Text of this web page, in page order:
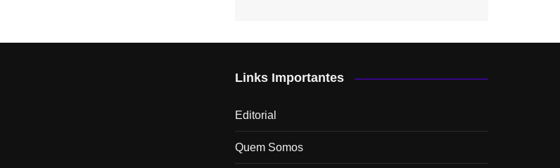
Links Importantes
Editorial
Quem Somos